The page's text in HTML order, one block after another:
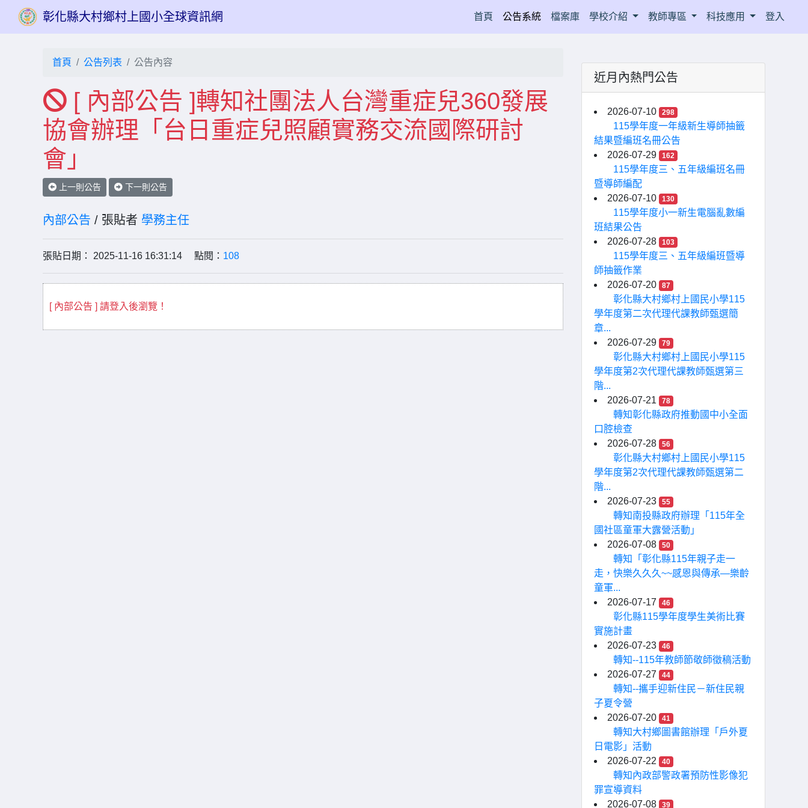
彰化縣大村鄉村上國小全球資訊網 首頁(current)
公告系統 檔案庫 學校介紹 教師專區 科技應用 登入
首頁 公告列表 公告內容
[ 內部公告 ]轉知社團法人台灣重症兒360發展
協會辦理「台日重症兒照顧實務交流國際研討
會」
上一則公告 下一則公告
內部公告 / 張貼者 學務主任
張貼日期： 2025-11-16 16:31:14 點閱： 108
[ 內部公告 ] 請登入後瀏覽！
近月內熱門公告
2026-07-10 298
115學年度一年級新生導師抽籤
結果暨編班名冊公告
2026-07-29
162
115學年度三、五年級編班名冊
暨導師編配
2026-07-10
130
115學年度小一新生電腦亂數編
班結果公告
2026-07-28
103
115學年度三、五年級編班暨導
師抽籤作業
2026-07-20
87
彰化縣大村鄉村上國民小學115
學年度第二次代理代課教師甄選簡
章...
2026-07-29
79
彰化縣大村鄉村上國民小學115
學年度第2次代理代課教師甄選第三
階...
2026-07-21
78
轉知彰化縣政府推動國中小全面
口腔檢查
2026-07-28
56
彰化縣大村鄉村上國民小學115
學年度第2次代理代課教師甄選第二
階...
2026-07-23
55
轉知南投縣政府辦理「115年全
國社區童軍大露營活動」
2026-07-08
50
轉知「彰化縣115年親子走一
走，快樂久久久~~感恩與傳承—樂齡
童軍...
2026-07-17
46
彰化縣115學年度學生美術比賽
實施計畫
2026-07-23
46
轉知--115年教師節敬師徵稿活動
2026-07-27
44
轉知--攜手迎新住民－新住民親
子夏令營
2026-07-20
41
轉知大村鄉圖書館辦理「戶外夏
日電影」活動
2026-07-22
40
轉知內政部警政署預防性影像犯
罪宣導資料
2026-07-08
39